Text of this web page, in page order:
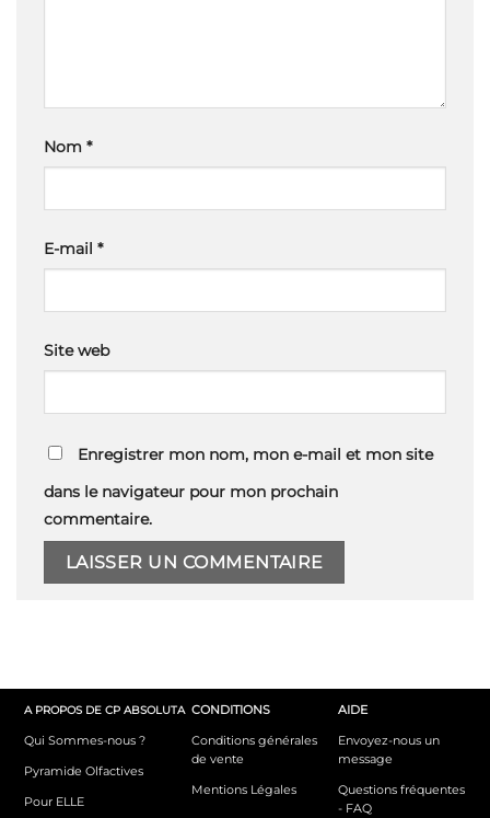
Nom *
E-mail *
Site web
Enregistrer mon nom, mon e-mail et mon site
dans le navigateur pour mon prochain
commentaire.
A PROPOS DE CP ABSOLUTA
Qui Sommes-nous ?
Pyramide Olfactives
Pour ELLE
CONDITIONS
Conditions générales
de vente
Mentions Légales
AIDE
Envoyez-nous un
message
Questions fréquentes
- FAQ